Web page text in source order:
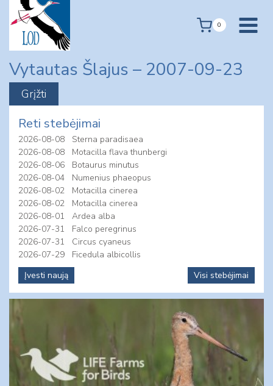
content
0
Vytautas Šlajus – 2007-09-23
Reti stebėjimai
2026-08-08
Sterna paradisaea
2026-08-08
Motacilla flava thunbergi
2026-08-06
Botaurus minutus
2026-08-04
Numenius phaeopus
2026-08-02
Motacilla cinerea
2026-08-02
Motacilla cinerea
2026-08-01
Ardea alba
2026-07-31
Falco peregrinus
2026-07-31
Circus cyaneus
2026-07-29
Ficedula albicollis
Įvesti naują
Visi stebėjimai